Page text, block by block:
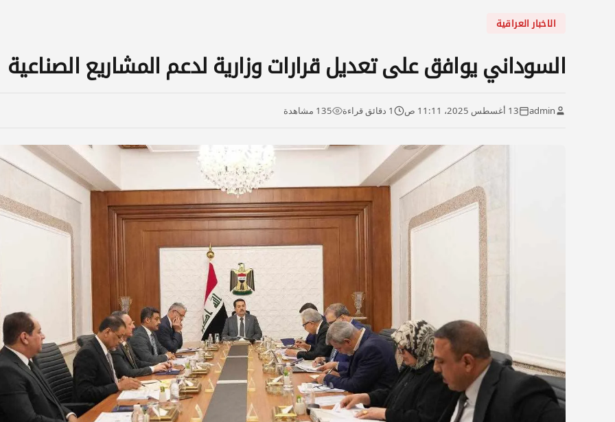
الاخبار العراقية
السوداني يوافق على تعديل قرارات وزارية لدعم المشاريع الصناعية
admin 13 أغسطس 2025، 11:11 ص 1 دقائق قراءة 135 مشاهدة